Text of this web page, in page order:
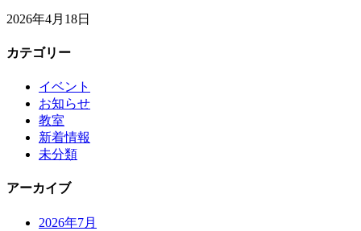
2026年4月18日
カテゴリー
イベント
お知らせ
教室
新着情報
未分類
アーカイブ
2026年7月